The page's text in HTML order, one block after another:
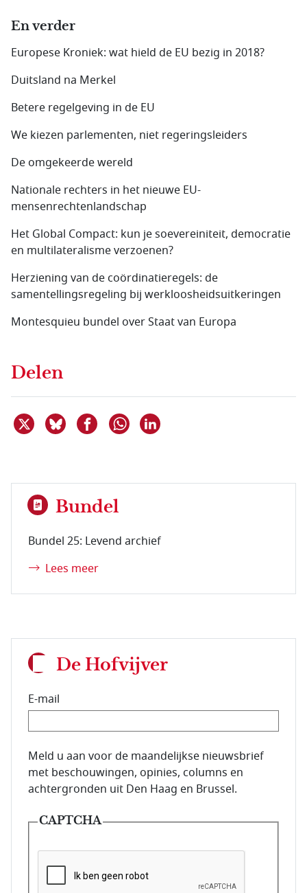
En verder
Europese Kroniek: wat hield de EU bezig in 2018?
Duitsland na Merkel
Betere regelgeving in de EU
We kiezen parlementen, niet regeringsleiders
De omgekeerde wereld
Nationale rechters in het nieuwe EU-
mensenrechtenlandschap
Het Global Compact: kun je soevereiniteit, democratie
en multilateralisme verzoenen?
Herziening van de coördinatieregels: de
samentellingsregeling bij werkloosheidsuitkeringen
Montesquieu bundel over Staat van Europa
Delen
Deel dit item op X
Deel dit item op Bluesky
Deel dit item op Facebook
Delen via WhatsApp
Bundel
Bundel 25: Levend archief
Lees meer
De Hofvijver
E-mail
E-mailadres van de abonnee.
Meld u aan voor de maandelijkse nieuwsbrief
met beschouwingen, opinies, columns en
achtergronden uit Den Haag en Brussel.
CAPTCHA